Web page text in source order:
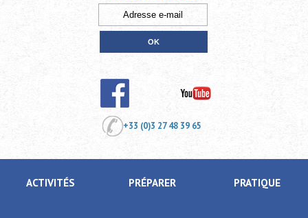
+33 (0)3 27 48 39 65
ACTIVITÉS PRÉPARER PRATIQUE